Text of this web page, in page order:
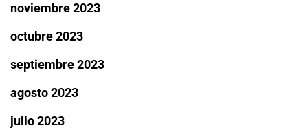
noviembre 2023
octubre 2023
septiembre 2023
agosto 2023
julio 2023